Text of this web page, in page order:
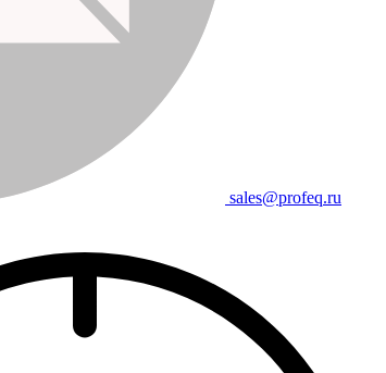
sales@profeq.ru